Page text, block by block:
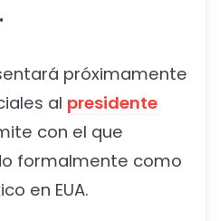
próximamente
al presidente
con el que
formalmente como
en EUA.